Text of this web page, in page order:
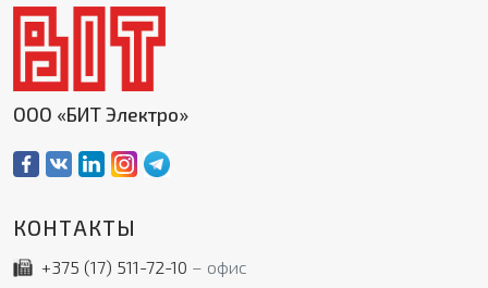
ООО «БИТ Электро»
КОНТАКТЫ
+375 (17) 511-72-10
офис